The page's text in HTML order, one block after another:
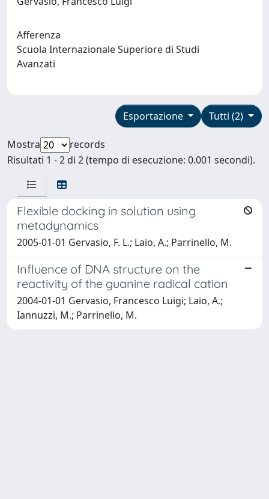
Afferenza
Scuola Internazionale Superiore di Studi
Avanzati
Tutti (2)
Esportazione
Mostra
records
Risultati 1 - 2 di 2 (tempo di esecuzione: 0.001 secondi).
Flexible docking in solution using
metadynamics
2005-01-01 Gervasio, F. L.; Laio, A.; Parrinello, M.
Influence of DNA structure on the
reactivity of the guanine radical cation
2004-01-01 Gervasio, Francesco Luigi; Laio, A.;
Iannuzzi, M.; Parrinello, M.